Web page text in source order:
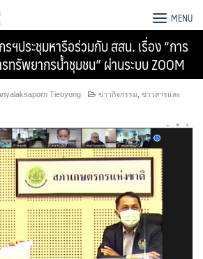
MENU
ฯประชุมหารือร่วมกับ สสน. เรื่อง “การ
ทรัพยากรน้ำชุมชน” ผ่านระบบ ZOOM
Tieoyong ข่าวกิจกรรม ข่าวสารและ